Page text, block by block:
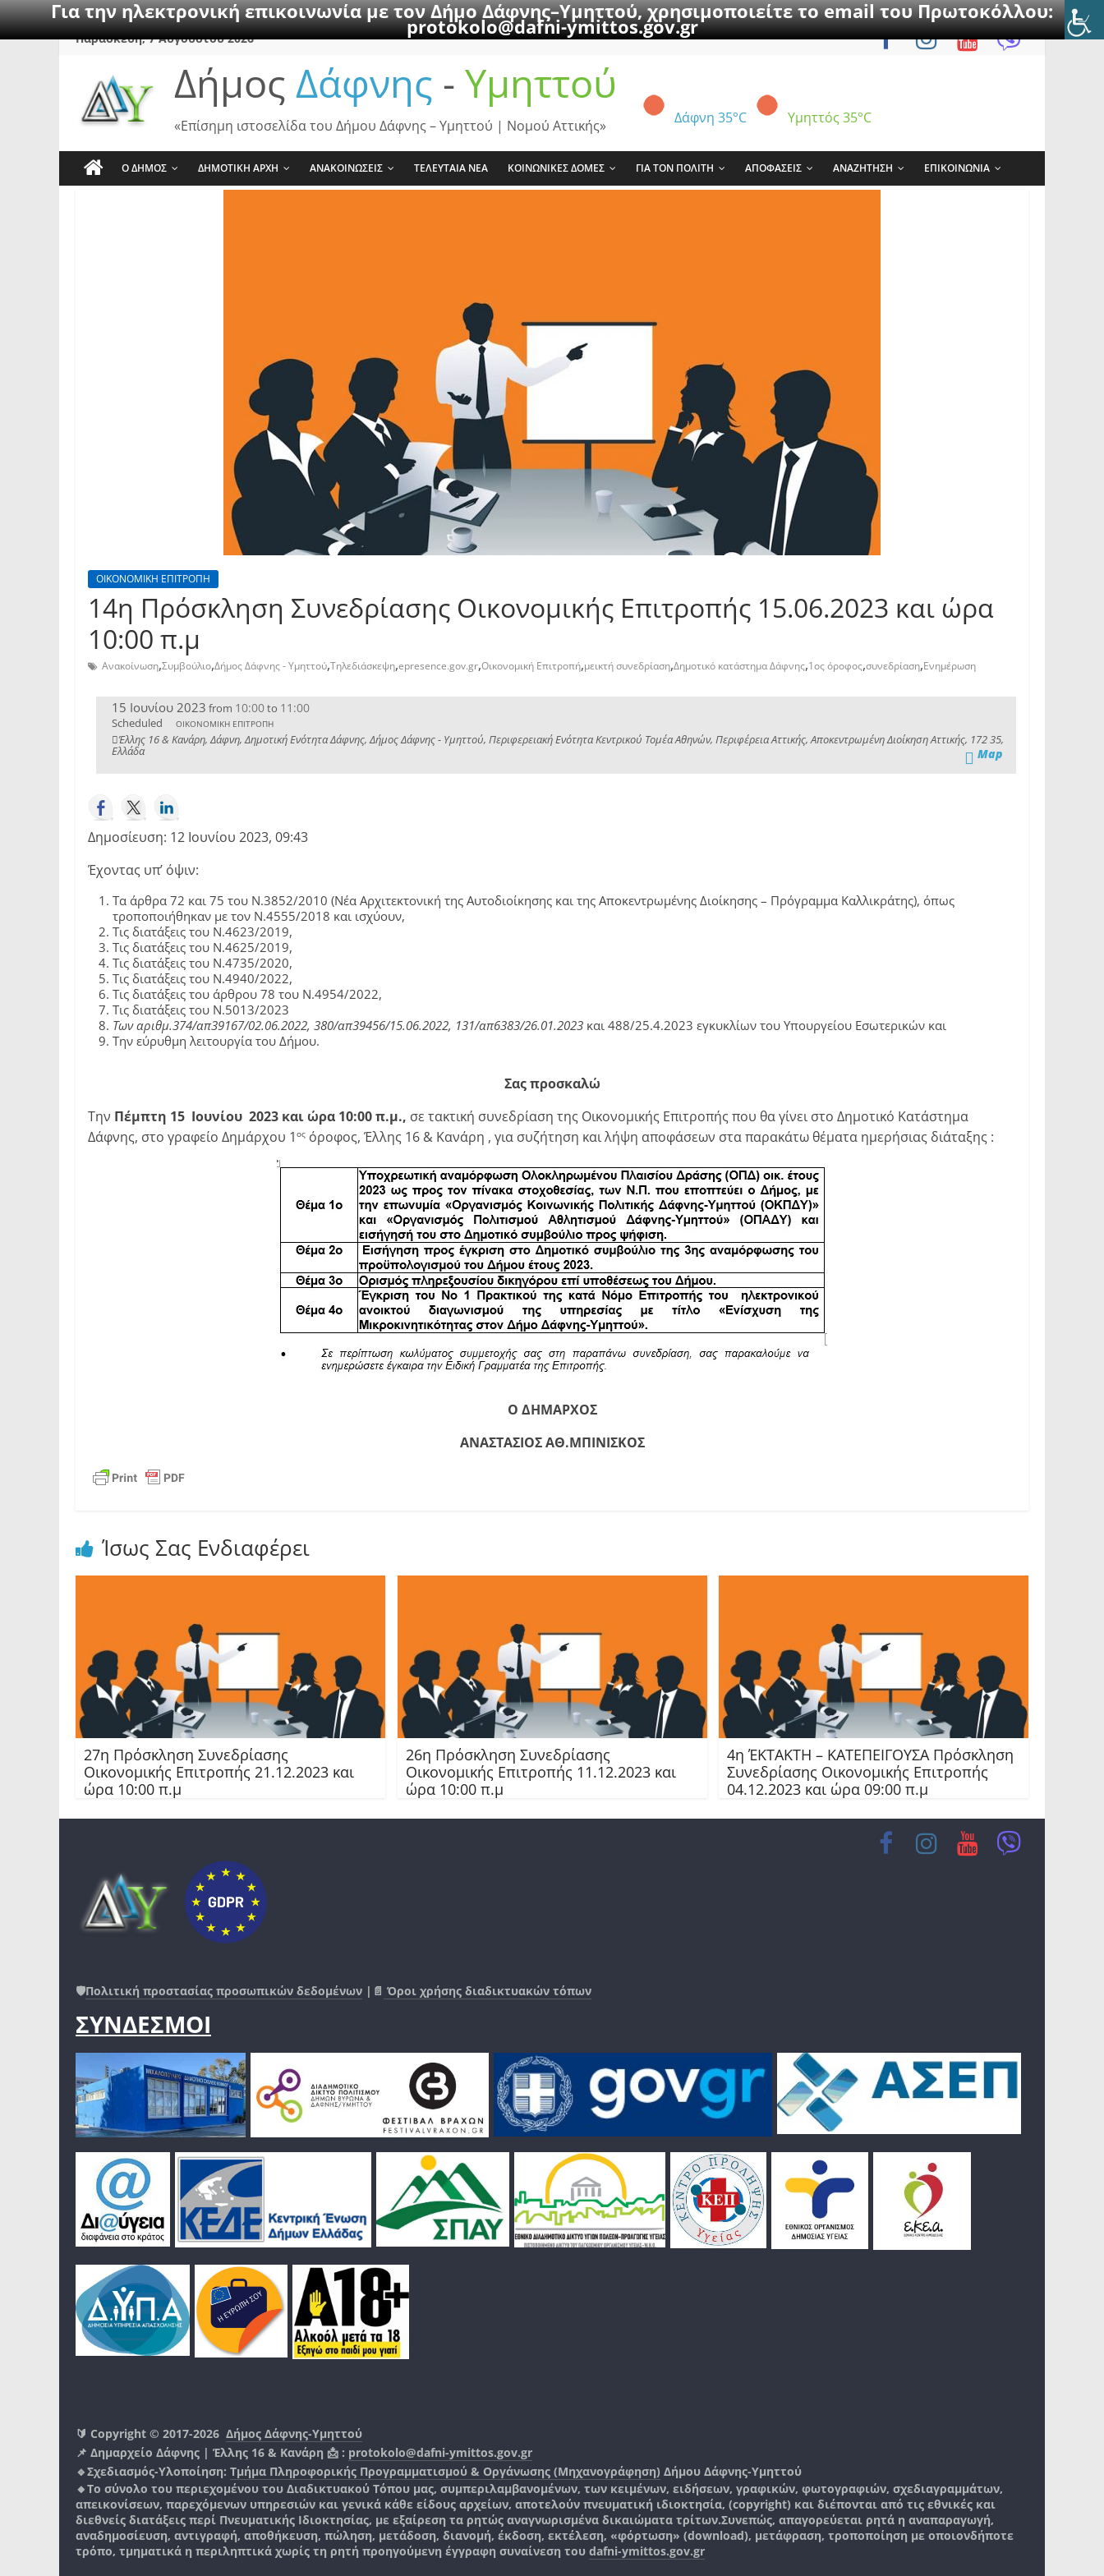
Για την ηλεκτρονική επικοινωνία με τον Δήμο Δάφνης–Υμηττού, χρησιμοποιείτε το email του Πρωτοκόλλου:
protokolo@dafni-ymittos.gov.gr
SkipΠαρασκευή, 7 Αυγούστου 2026
Δήμος Δάφνης - Υμηττού
Δάφνη 35°C Υμηττός 35°C
«Επίσημη ιστοσελίδα του Δήμου Δάφνης – Υμηττού | Νομού Αττικής»
Ο ΔΗΜΟΣ ΔΗΜΟΤΙΚΗ ΑΡΧΗ ΑΝΑΚΟΙΝΩΣΕΙΣ ΤΕΛΕΥΤΑΙΑ ΝΕΑ ΚΟΙΝΩΝΙΚΕΣ ΔΟΜΕΣ ΓΙΑ ΤΟΝ ΠΟΛΙΤΗ ΑΠΟΦΑΣΕΙΣ ΑΝΑΖΗΤΗΣΗ ΕΠΙΚΟΙΝΩΝΙΑ
ΟΙΚΟΝΟΜΙΚΗ ΕΠΙΤΡΟΠΗ
14η Πρόσκληση Συνεδρίασης Οικονομικής Επιτροπής 15.06.2023 και ώρα
10:00 π.μ
Ανακοίνωση,Συμβούλιο,Δήμος Δάφνης - Υμηττού,Τηλεδιάσκεψη,epresence.gov.gr,Οικονομική Επιτροπή,μεικτή συνεδρίαση,Δημοτικό κατάστημα Δάφνης,1ος όροφος,συνεδρίαση,Ενημέρωση
15 Ιουνίου 2023 from 10:00to 11:00
Scheduled ΟΙΚΟΝΟΜΙΚΗ ΕΠΙΤΡΟΠΗ
Έλλης 16 & Κανάρη, Δάφνη, Δημοτική Ενότητα Δάφνης, Δήμος Δάφνης - Υμηττού, Περιφερειακή Ενότητα Κεντρικού Τομέα Αθηνών, Περιφέρεια Αττικής, Αποκεντρωμένη Διοίκηση Αττικής, 172 35,
Ελλάδα Map
Δημοσίευση: 12 Ιουνίου 2023, 09:43
Έχοντας υπ’ όψιν:
Τα άρθρα 72 και 75 του Ν.3852/2010 (Νέα Αρχιτεκτονική της Αυτοδιοίκησης και της Αποκεντρωμένης Διοίκησης – Πρόγραμμα Καλλικράτης), όπως
τροποποιήθηκαν με τον Ν.4555/2018 και ισχύουν,
Τις διατάξεις του Ν.4623/2019,
Τις διατάξεις του Ν.4625/2019,
Τις διατάξεις του Ν.4735/2020,
Τις διατάξεις του Ν.4940/2022,
Τις διατάξεις του άρθρου 78 του Ν.4954/2022,
Τις διατάξεις του Ν.5013/2023
Των αριθμ.374/απ39167/02.06.2022, 380/απ39456/15.06.2022, 131/απ6383/26.01.2023 και 488/25.4.2023 εγκυκλίων του Υπουργείου Εσωτερικών και
Την εύρυθμη λειτουργία του Δήμου.
Σας προσκαλώ
Την Πέμπτη 15 Ιουνίου 2023 και ώρα 10:00 π.μ., σε τακτική συνεδρίαση της Οικονομικής Επιτροπής που θα γίνει στο Δημοτικό Κατάστημα
Δάφνης, στο γραφείο Δημάρχου 1 ος όροφος, Έλλης 16 & Κανάρη , για συζήτηση και λήψη αποφάσεων στα παρακάτω θέματα ημερήσιας διάταξης :
Ο ΔΗΜΑΡΧΟΣ
ΑΝΑΣΤΑΣΙΟΣ ΑΘ.ΜΠΙΝΙΣΚΟΣ
Ίσως Σας Ενδιαφέρει
27η Πρόσκληση Συνεδρίασης
Οικονομικής Επιτροπής 21.12.2023 και
ώρα 10:00 π.μ
26η Πρόσκληση Συνεδρίασης
Οικονομικής Επιτροπής 11.12.2023 και
ώρα 10:00 π.μ
4η ΈΚΤΑΚΤΗ – ΚΑΤΕΠΕΙΓΟΥΣΑ Πρόσκληση
Συνεδρίασης Οικονομικής Επιτροπής
04.12.2023 και ώρα 09:00 π.μ
🛡️Πολιτική προστασίας προσωπικών δεδομένων |📄 Όροι χρήσης διαδικτυακών τόπων
ΣΥΝΔΕΣΜΟΙ
🔰 Copyright © 2017-2026 Δήμος Δάφνης-Υμηττού
📌 Δημαρχείο Δάφνης | Έλλης 16 & Κανάρη 📩 : protokolo@dafni-ymittos.gov.gr
🔹Σχεδιασμός-Υλοποίηση: Τμήμα Πληροφορικής Προγραμματισμού & Οργάνωσης (Μηχανογράφηση) Δήμου Δάφνης-Υμηττού
🔸Το σύνολο του περιεχομένου του Διαδικτυακού Τόπου μας, συμπεριλαμβανομένων, των κειμένων, ειδήσεων, γραφικών, φωτογραφιών, σχεδιαγραμμάτων,
απεικονίσεων, παρεχόμενων υπηρεσιών και γενικά κάθε είδους αρχείων, αποτελούν πνευματική ιδιοκτησία, (copyright) και διέπονται από τις εθνικές και
διεθνείς διατάξεις περί Πνευματικής Ιδιοκτησίας, με εξαίρεση τα ρητώς αναγνωρισμένα δικαιώματα τρίτων.Συνεπώς, απαγορεύεται ρητά η αναπαραγωγή,
αναδημοσίευση, αντιγραφή, αποθήκευση, πώληση, μετάδοση, διανομή, έκδοση, εκτέλεση, «φόρτωση» (download), μετάφραση, τροποποίηση με οποιονδήποτε
τρόπο, τμηματικά η περιληπτικά χωρίς τη ρητή προηγούμενη έγγραφη συναίνεση του dafni-ymittos.gov.gr